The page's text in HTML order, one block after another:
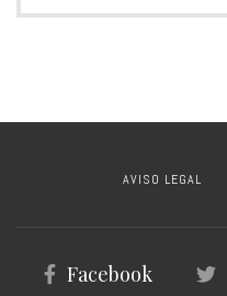
AVISO LEGAL
Facebook